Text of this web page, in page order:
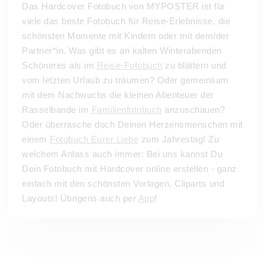
Das Hardcover Fotobuch von MYPOSTER ist für
viele das beste Fotobuch für Reise-Erlebnisse, die
schönsten Momente mit Kindern oder mit dem/der
Partner*in. Was gibt es an kalten Winterabenden
Schöneres als im Reise-Fotobuch zu blättern und
vom letzten Urlaub zu träumen? Oder gemeinsam
mit dem Nachwuchs die kleinen Abenteuer der
Rasselbande im Familienfotobuch anzuschauen?
Oder überrasche doch Deinen Herzensmenschen mit
einem Fotobuch Eurer Liebe zum Jahrestag! Zu
welchem Anlass auch immer: Bei uns kannst Du
Dein Fotobuch mit Hardcover online erstellen - ganz
einfach mit den schönsten Vorlagen, Cliparts und
Layouts! Übrigens auch per App!